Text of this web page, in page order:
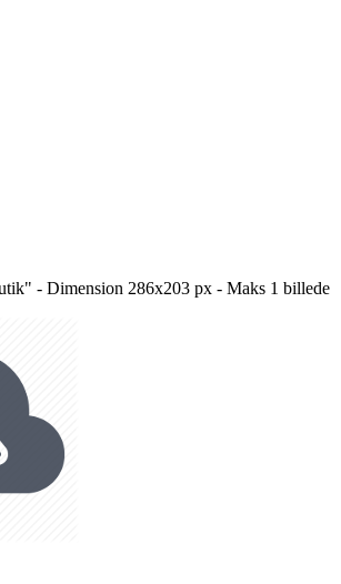
- Dimension 286x203 px - Maks 1 billede